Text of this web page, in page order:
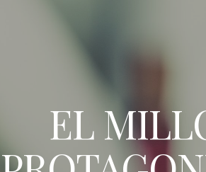
EL